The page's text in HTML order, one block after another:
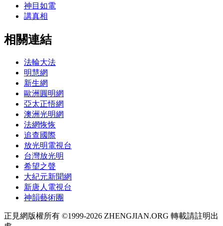
神目如電
講真相
相關連結
法輪大法
明慧網
新生網
歐洲圓明網
亞太正悟網
澳洲光明網
法網恢恢
追查國際
放光明電視台
台灣放光明
希望之聲
大紀元新聞網
新唐人電視台
神韻藝術團
正見網版權所有 ©1999-2026 ZHENGJIAN.ORG 轉載請註明出